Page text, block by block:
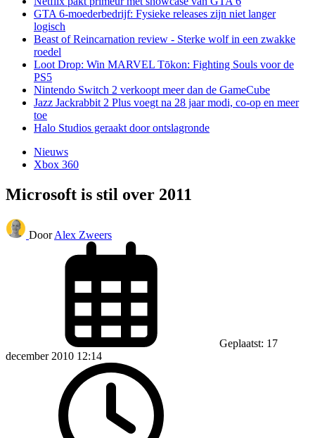
GTA 6-moederbedrijf: Fysieke releases zijn niet langer
logisch
Beast of Reincarnation review - Sterke wolf in een zwakke
roedel
Loot Drop: Win MARVEL Tōkon: Fighting Souls voor de
PS5
Nintendo Switch 2 verkoopt meer dan de GameCube
Jazz Jackrabbit 2 Plus voegt na 28 jaar modi, co-op en meer
toe
Halo Studios geraakt door ontslagronde
Nieuws
Xbox 360
Microsoft is stil over 2011
Door Alex Zweers
Geplaatst: 17
december 2010 12:14